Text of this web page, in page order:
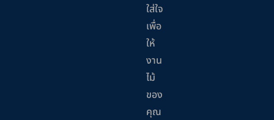
ใส่ใจ
เพื่อ
ให้
งาน
ไม้
ของ
คุณ